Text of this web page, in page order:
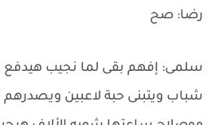
رضا: صح
سلمى: إفهم بقى لما نجيب هيدفع
شباب ويتبنى حبة لاعبين ويصدرهم